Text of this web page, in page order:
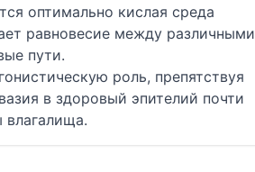
оптимально кислая среда
равновесие между различными
пути.
роль, препятствуя
в здоровый эпителий почти